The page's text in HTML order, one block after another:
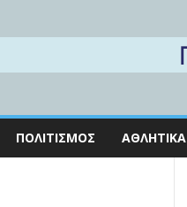
ΠΟΛΙΤΙΣΜΌΣ ΑΘΛΗΤΙΚΆ